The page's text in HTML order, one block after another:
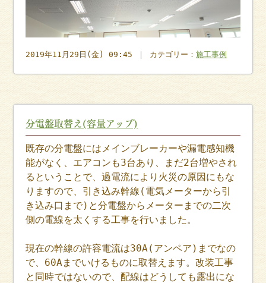
2019年11月29日(金) 09:45 ｜ カテゴリー：施工事例
分電盤取替え(容量アップ)
既存の分電盤にはメインブレーカーや漏電感知機
能がなく、エアコンも3台あり、まだ2台増やされ
るということで、過電流により火災の原因にもな
りますので、引き込み幹線(電気メーターから引
き込み口まで)と分電盤からメーターまでの二次
側の電線を太くする工事を行いました。
現在の幹線の許容電流は30A(アンペア)までなの
で、60Aまでいけるものに取替えます。改装工事
と同時ではないので、配線はどうしても露出にな